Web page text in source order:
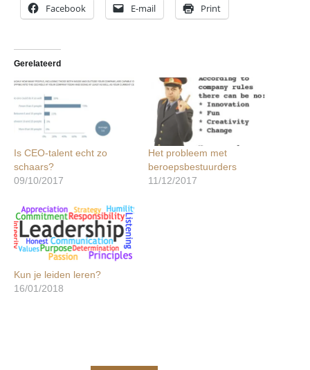
Facebook E-mail Print
Gerelateerd
Is CEO-talent echt zo
schaars?
09/10/2017
Het probleem met
beroepsbestuurders
11/12/2017
Kun je leiden leren?
16/01/2018